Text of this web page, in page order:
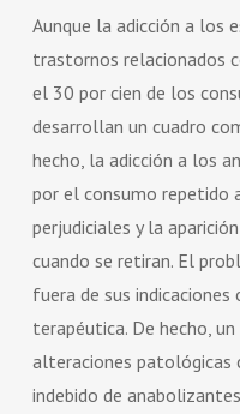
Aunque la adicción a los
trastornos relacionados
el 30 por cien de los
desarrollan un cuadro
hecho, la adicción a los
por el consumo repetido
perjudiciales y la
cuando se retiran. El
fuera de sus
terapéutica. De hecho,
alteraciones patológicas
indebido de